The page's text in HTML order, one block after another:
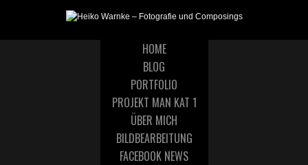
HOME
BLOG
PORTFOLIO
PROJEKT MAN KAT 1
ÜBER MICH
BILDBEARBEITUNG
FACEBOOK NEWS